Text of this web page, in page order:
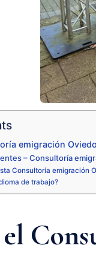
emigración
– Consultoría
Consultoría emigración
de trabajo?